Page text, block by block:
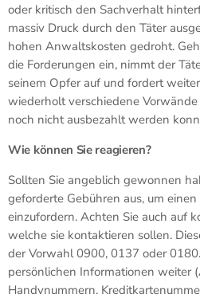
oder kritisch den Sachverhalt
massiv Druck durch den Täter
hohen Anwaltskosten gedroht.
die Forderungen ein, nimmt der
seinem Opfer auf und fordert
wiederholt verschiedene
noch nicht ausbezahlt werden
Wie können Sie reagieren?
Sollten Sie angeblich gewonnen
geforderte Gebühren aus, um
einzufordern. Achten Sie auch auf
welche sie kontaktieren sollen.
der Vorwahl 0900, 0137 oder
persönlichen Informationen weiter
Handynummern,